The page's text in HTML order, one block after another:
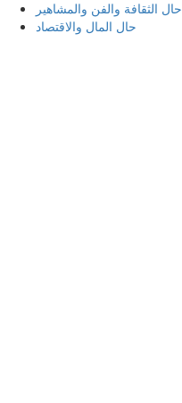
حال الثقافة والفن والمشاهير
حال المال والاقتصاد